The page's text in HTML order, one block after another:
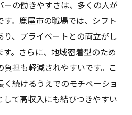
ーの働きやすさは、多くの人が
。鹿屋市の職場では、シフト
、プライベートとの両立がし
。さらに、地域密着型のため
担も軽減されやすいです。こ
く続けるうえでのモチベーショ
して高収入にも結びつきやすい